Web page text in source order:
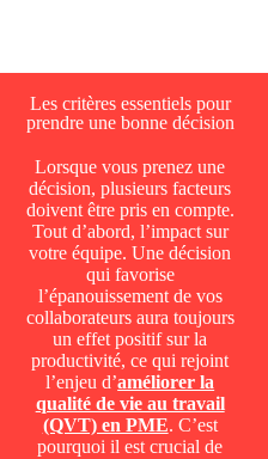
Les critères essentiels pour
prendre une bonne décision
Lorsque vous prenez une
décision, plusieurs facteurs
doivent être pris en compte.
Tout d’abord, l’impact sur
votre équipe. Une décision
qui favorise
l’épanouissement de vos
collaborateurs aura toujours
un effet positif sur la
productivité, ce qui rejoint
l’enjeu d’améliorer la
qualité de vie au travail
(QVT) en PME. C’est
pourquoi il est crucial de